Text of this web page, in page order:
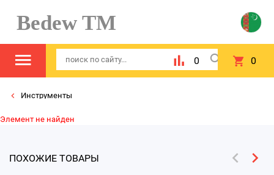
Bedew TM
0 0
Инструменты
Элемент не найден
ПОХОЖИЕ ТОВАРЫ